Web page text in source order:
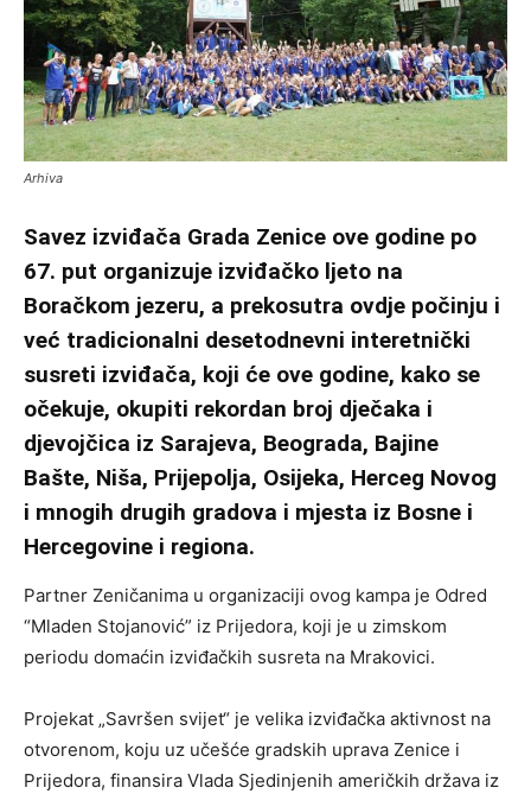
Arhiva
Savez izviđača Grada Zenice ove godine po
67. put organizuje izviđačko ljeto na
Boračkom jezeru, a prekosutra ovdje počinju i
već tradicionalni desetodnevni interetnički
susreti izviđača, koji će ove godine, kako se
očekuje, okupiti rekordan broj dječaka i
djevojčica iz Sarajeva, Beograda, Bajine
Bašte, Niša, Prijepolja, Osijeka, Herceg Novog
i mnogih drugih gradova i mjesta iz Bosne i
Hercegovine i regiona.
Partner Zeničanima u organizaciji ovog kampa je Odred
“Mladen Stojanović” iz Prijedora, koji je u zimskom
periodu domaćin izviđačkih susreta na Mrakovici.
Projekat „Savršen svijet“ je velika izviđačka aktivnost na
otvorenom, koju uz učešće gradskih uprava Zenice i
Prijedora, finansira Vlada Sjedinjenih američkih država iz